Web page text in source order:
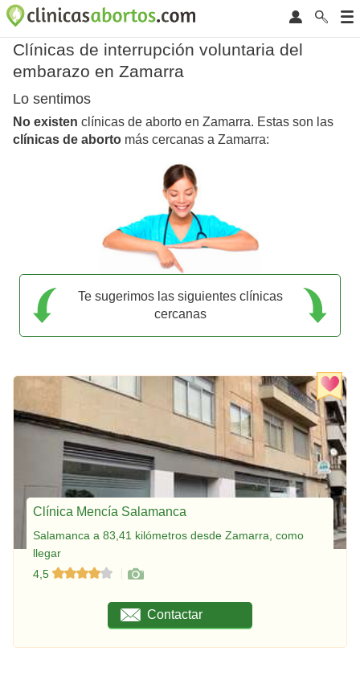
Clínicas de interrupción voluntaria del
embarazo en Zamarra
Lo sentimos
No existen clínicas de aborto en Zamarra. Estas son las
clínicas de aborto más cercanas a Zamarra:
Te sugerimos las siguientes clínicas
cercanas
Clínica Mencía Salamanca
Salamanca a 83,41 kilómetros desde Zamarra, como
llegar
4,5
Contactar